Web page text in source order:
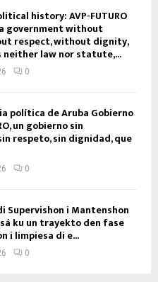
history: AVP-FUTURO
government without
respect, without dignity,
law nor statute,...
0
política de Aruba Gobierno
un gobierno sin
respeto, sin dignidad, que
0
Supervishon i Mantenshon
ku un trayekto den fase
i limpiesa di e...
0